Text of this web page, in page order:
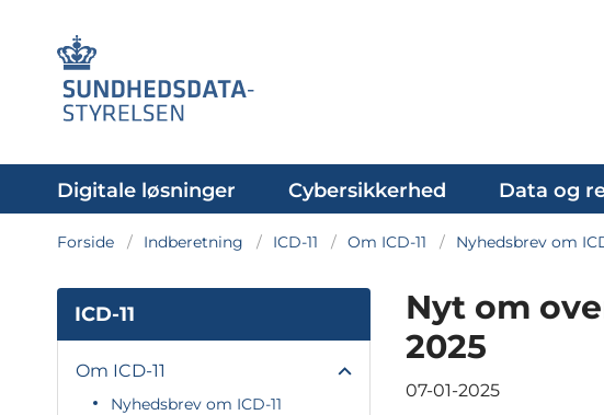
Digitale løsninger Cybersikkerhed Data og
Forside Indberetning ICD-11 Om ICD-11 Nyhedsbrev om
ICD-11
Om ICD-11
Nyhedsbrev om ICD-11
Nyt om
2025
07-01-2025